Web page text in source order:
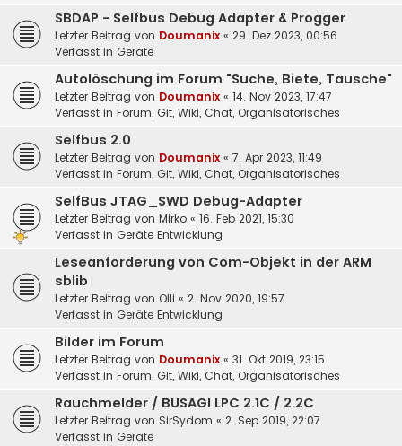
SBDAP - Selfbus Debug Adapter & Progger
Letzter Beitrag von Doumanix « 29. Dez 2023, 00:56
Verfasst in Geräte
Autolöschung im Forum "Suche, Biete, Tausche"
Letzter Beitrag von Doumanix « 14. Nov 2023, 17:47
Verfasst in Forum, Git, Wiki, Chat, Organisatorisches
Selfbus 2.0
Letzter Beitrag von Doumanix « 7. Apr 2023, 11:49
Verfasst in Forum, Git, Wiki, Chat, Organisatorisches
SelfBus JTAG_SWD Debug-Adapter
Letzter Beitrag von Mirko « 16. Feb 2021, 15:30
Verfasst in Geräte Entwicklung
Leseanforderung von Com-Objekt in der ARM
sblib
Letzter Beitrag von Olli « 2. Nov 2020, 19:57
Verfasst in Geräte Entwicklung
Bilder im Forum
Letzter Beitrag von Doumanix « 31. Okt 2019, 23:15
Verfasst in Forum, Git, Wiki, Chat, Organisatorisches
Rauchmelder / BUSAGI LPC 2.1C / 2.2C
Letzter Beitrag von SirSydom « 2. Sep 2019, 22:07
Verfasst in Geräte